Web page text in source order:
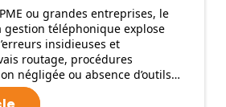
ou grandes entreprises, le
gestion téléphonique explose
insidieuses et
routage, procédures
négligée ou absence d’outils…